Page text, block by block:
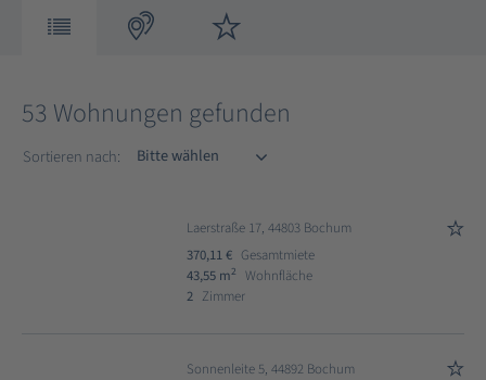
53 Wohnungen gefunden
Sortieren nach:
Laerstraße 17, 44803 Bochum
370,11 € Gesamtmiete
43,55 m2
Wohnfläche
2 Zimmer
Sonnenleite 5, 44892 Bochum